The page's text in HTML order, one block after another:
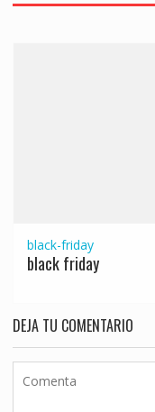
black-friday
black friday
DEJA TU COMENTARIO